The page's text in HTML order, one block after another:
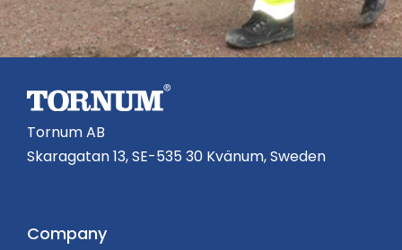
Tornum AB
Skaragatan 13, SE-535 30 Kvänum, Sweden
Company